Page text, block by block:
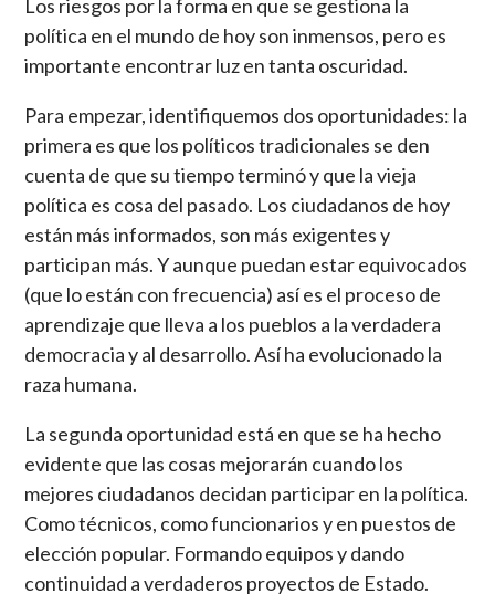
Los riesgos por la forma en que se gestiona la
política en el mundo de hoy son inmensos, pero es
importante encontrar luz en tanta oscuridad.
Para empezar, identifiquemos dos oportunidades: la
primera es que los políticos tradicionales se den
cuenta de que su tiempo terminó y que la vieja
política es cosa del pasado. Los ciudadanos de hoy
están más informados, son más exigentes y
participan más. Y aunque puedan estar equivocados
(que lo están con frecuencia) así es el proceso de
aprendizaje que lleva a los pueblos a la verdadera
democracia y al desarrollo. Así ha evolucionado la
raza humana.
La segunda oportunidad está en que se ha hecho
evidente que las cosas mejorarán cuando los
mejores ciudadanos decidan participar en la política.
Como técnicos, como funcionarios y en puestos de
elección popular. Formando equipos y dando
continuidad a verdaderos proyectos de Estado.